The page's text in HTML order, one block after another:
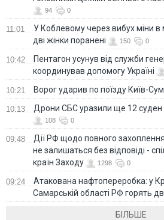
94 0
11:01
У Коблевому через вибух міни в
дві жінки поранені
150 0
10:42
Пентагон усунув від служби
координував допомогу Україні
10:21 Ворог ударив по поїзду Київ-
10:13 Дрони СБС уразили ще 12 суден
108 0
09:48
Дії РФ щодо повного
не залишаться без відповіді -
країн Заходу
1298 0
09:24
Атакована нафтопереробка: у
Самарській області РФ горять
БІЛЬШЕ